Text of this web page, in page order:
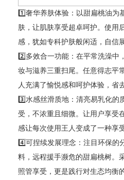
1️⃣奢华养肤体验：以甜扁桃油为
肤，让肌肤享受超卓呵护。使用
感，犹如专科护肤般闲适，自信
2️⃣多效合一功能：在平常洗澡中
妆与滋养三重扫尾。任意得志平
人充满了愉悦感和呵护体验，省
3️⃣水感丝滑质地：清亮易乳化的
受，不浓重且细微。让用户享受
感让每次使用王人变成了一种享受
4️⃣可捏续发展理念：注目环保的
料，远程援手濒危的甜扁桃树。
照管享受，更是践行对生态均衡